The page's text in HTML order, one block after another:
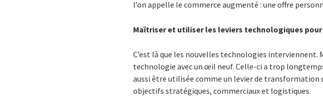
l’on appelle le commerce augmenté : une offre
Maîtriser et utiliser les leviers technologiques
C’est là que les nouvelles technologies interviennent.
technologie avec un œil neuf. Celle-ci a trop
aussi être utilisée comme un levier de transformation
objectifs stratégiques, commerciaux et logistiques.